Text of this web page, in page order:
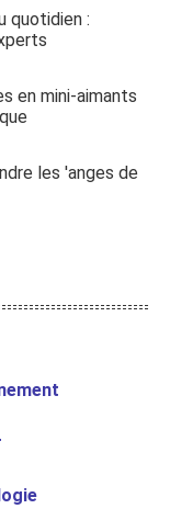
quotidien :
en mini-aimants
les 'anges de